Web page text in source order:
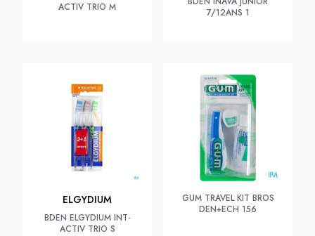
ACTIV TRIO M
7/12ANS 1
ELGYDIUM
BDEN ELGYDIUM INT-
ACTIV TRIO S
GUM TRAVEL KIT BROS
DEN+ECH 156